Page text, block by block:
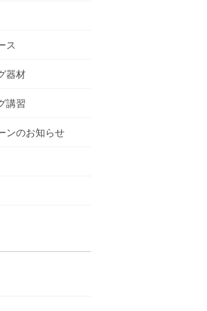
ス
器材
講習
ンのお知らせ